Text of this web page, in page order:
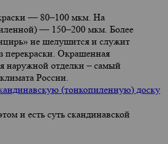
— 80–100 мкм. На
— 150–200 мкм. Более
не шелушится и служит
перекраски. Окрашенная
наружной отделки – самый
России.
(тонкопиленную) доску
и есть суть скандинавской